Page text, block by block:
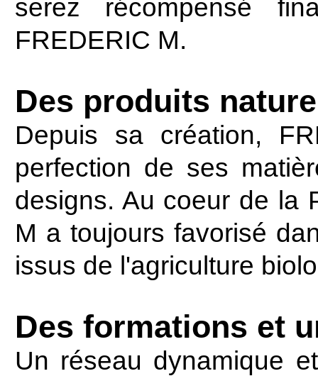
serez récompensé
FREDERIC M.
Des produits
Depuis sa création,
perfection de ses
designs. Au coeur de la
M a toujours favorisé
issus de l'agriculture
Des formations et
Un réseau dynamique